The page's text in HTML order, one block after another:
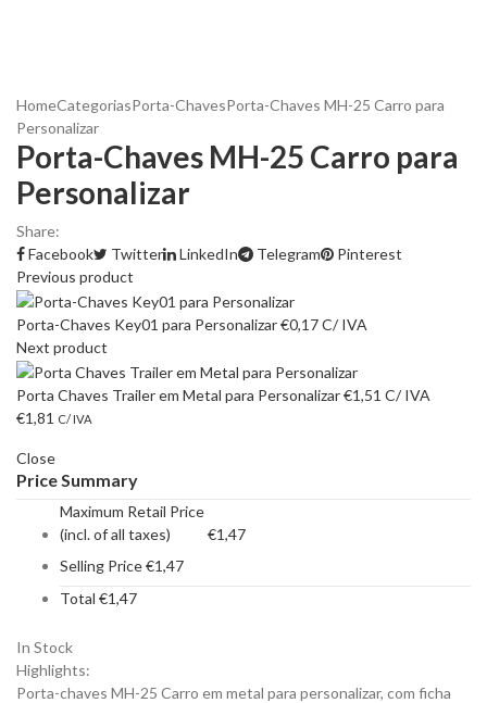
HomeCategoriasPorta-ChavesPorta-Chaves MH-25 Carro para
Personalizar
Porta-Chaves MH-25 Carro para
Personalizar
Share:
Facebook
Twitter LinkedIn Telegram
Pinterest
Previous product
Porta-Chaves Key01 para Personalizar€0,17C/ IVA
Next product
Porta Chaves Trailer em Metal para Personalizar€1,51 C/ IVA
€1,81 C/ IVA
Close
Price Summary
Maximum Retail Price
(incl. of all taxes)
€1,47
Selling Price€1,47
Total €1,47
In Stock
Highlights:
Porta-chaves MH-25 Carro em metal para personalizar, com ficha